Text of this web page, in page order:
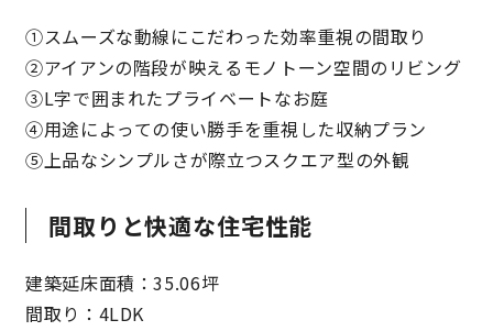
ラインナップ
最響の家
Groovin’
nattoku住宅25周年記念モデル
Blue Style
①スムーズな動線にこだわった効率重視の間取り
②アイアンの階段が映えるモノトーン空間のリビング
③L字で囲まれたプライベートなお庭
④用途によっての使い勝手を重視した収納プラン
⑤上品なシンプルさが際立つスクエア型の外観
間取りと快適な住宅性能
建築延床面積：35.06坪
間取り：4LDK